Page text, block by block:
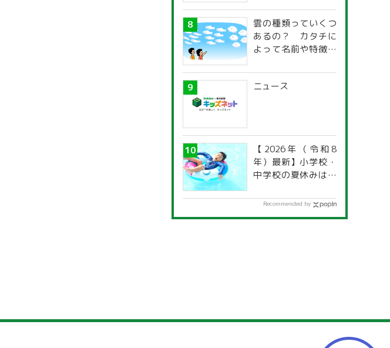
雲の種類っていくつ
あるの？ カタチに
よって名前や特徴が
ニュース
【2026年（令和8
年）最新】小学校・
中学校の夏休みはい
道府県別「夏季休暇
Recommended by